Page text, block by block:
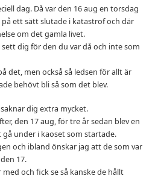
dag. Då var den 16 aug en torsdag
ett sätt slutade i katastrof och där
om det gamla livet.
dig för den du var då och inte som
det, men också så ledsen för allt är
behövt bli så som det blev.
dig extra mycket.
den 17 aug, för tre år sedan blev en
under i kaoset som startade.
och ibland önskar jag att de som var
17.
och fick se så kanske de hållt